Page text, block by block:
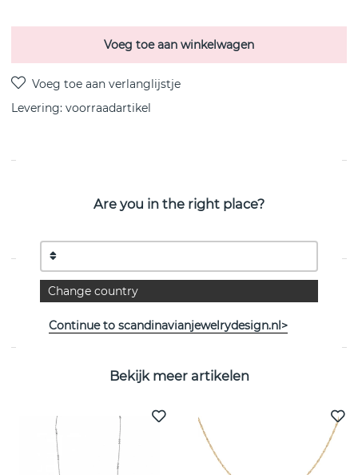
Voeg toe aan winkelwagen
Levering: voorraadartikel
Letters anchor Kettingen Zilver 80-85 gerecycled
JEWELLERY
EIGENSCHAPPEN
Collectie: Letters/Symbols
Bekijk meer artikelen
Are you in the right place?
Change country
Continue to scandinavianjewelrydesign.nl>